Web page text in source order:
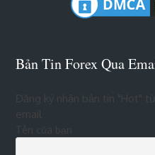
Bản Tin Forex Qua
Đăng ký nhận bản tin "Hot"
Tên của bạn